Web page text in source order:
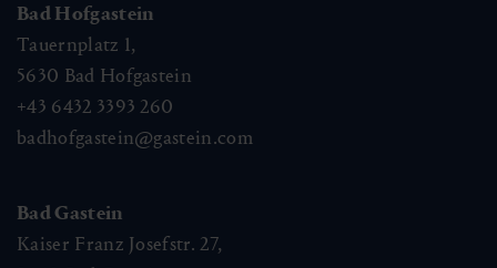
Bad Hofgastein
Tauernplatz 1,
5630 Bad Hofgastein
+43 6432 3393 260
badhofgastein@gastein.com
Bad Gastein
Kaiser Franz Josefstr. 27,